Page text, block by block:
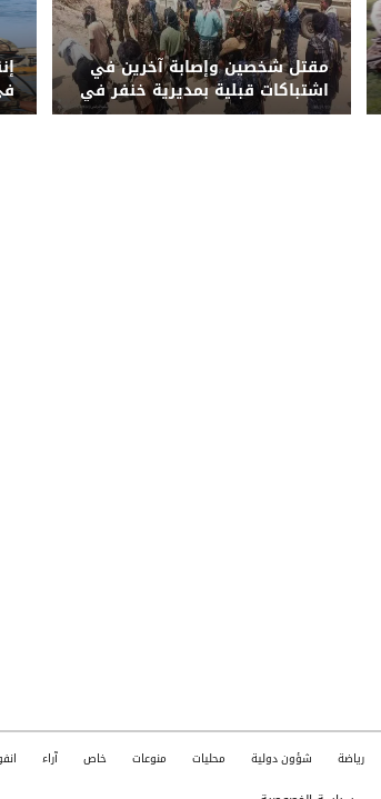
مقتل شخصين وإصابة آخرين في
اشتباكات قبلية بمديرية خنفر في
أبين
رياضة شؤون دولية محليات منوعات خاص آراء